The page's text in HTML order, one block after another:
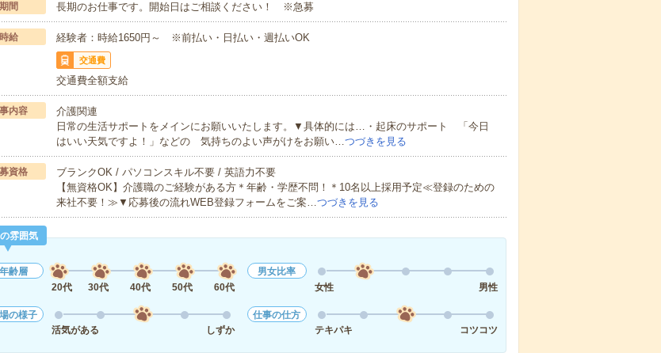
期間 長期のお仕事です。開始日はご相談ください！ ※急募
時給 経験者：時給1650円～ ※前払い・日払い・週払いOK
交通費
交通費全額支給
内容
介護関連
日常の生活サポートをメインにお願いいたします。▼具体的には…・起床のサポート 「今日
はいい天気ですよ！」などの 気持ちのよい声がけをお願い…つづきを見る
資格
ブランクOK / パソコンスキル不要 / 英語力不要
【無資格OK】介護職のご経験がある方＊年齢・学歴不問！＊10名以上採用予定≪登録のための
来社不要！≫▼応募後の流れWEB登録フォームをご案…つづきを見る
雰囲気
年齢層
20代
30代 40代 50代 60代
男女比率
女性
男性
の様子
活気がある
しずか
仕事の仕方
テキパキ
コツコツ